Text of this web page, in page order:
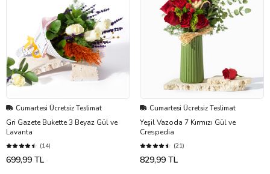
Cumartesi Ücretsiz Teslimat
Gri Gazete Bukette 3 Beyaz Gül ve
Lavanta
(14)
699,99 TL
Cumartesi Ücretsiz Teslimat
Yeşil Vazoda 7 Kırmızı Gül ve
Crespedia
(21)
829,99 TL